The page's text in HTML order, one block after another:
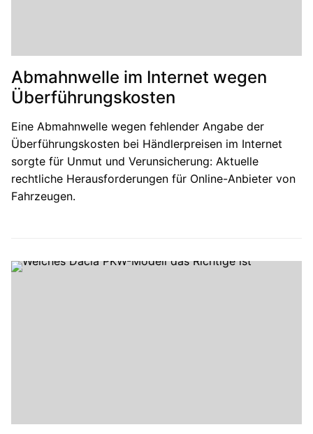
Abmahnwelle im Internet wegen
Überführungskosten
Eine Abmahnwelle wegen fehlender Angabe der
Überführungskosten bei Händlerpreisen im Internet
sorgte für Unmut und Verunsicherung: Aktuelle
rechtliche Herausforderungen für Online-Anbieter von
Fahrzeugen.